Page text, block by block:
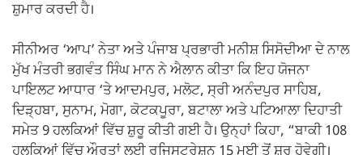
ਸ਼ੁਮਾਰ ਕਰਦੀ ਹੈ।
ਸੀਨੀਅਰ ‘ਆਪ’ ਨੇਤਾ ਅਤੇ ਪੰਜਾਬ ਪ੍ਰਭਾਰੀ ਮਨੀਸ਼ ਸਿਸੋਦੀਆ ਦੇ ਨਾਲ
ਮੁੱਖ ਮੰਤਰੀ ਭਗਵੰਤ ਸਿੰਘ ਮਾਨ ਨੇ ਐਲਾਨ ਕੀਤਾ ਕਿ ਇਹ ਯੋਜਨਾ
ਪਾਇਲਟ ਆਧਾਰ ‘ਤੇ ਆਦਮਪੁਰ, ਮਲੋਟ, ਸ੍ਰੀ ਅਨੰਦਪੁਰ ਸਾਹਿਬ,
ਦਿੜ੍ਹਬਾ, ਸੁਨਾਮ, ਮੋਗਾ, ਕੋਟਕਪੂਰਾ, ਬਟਾਲਾ ਅਤੇ ਪਟਿਆਲਾ ਦਿਹਾਤੀ
ਸਮੇਤ 9 ਹਲਕਿਆਂ ਵਿੱਚ ਸ਼ੁਰੂ ਕੀਤੀ ਗਈ ਹੈ। ਉਨ੍ਹਾਂ ਕਿਹਾ, “ਬਾਕੀ 108